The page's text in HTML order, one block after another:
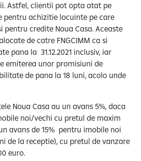
Astfel, clientii pot opta atat pe
pentru achizitie locuinte pe care
pentru credite Noua Casa. Aceaste
de catre FNGCIMM ca si
pana la 31.12.2021 inclusiv, iar
emiterea unor promisiuni de
de pana la 18 luni, acolo unde
Noua Casa au un avans 5%, daca
noi/vechi cu pretul de maxim
avans de 15% pentru imobile noi
de la receptie), cu pretul de vanzare
euro.